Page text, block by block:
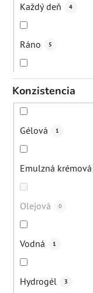
Každý deň 4
Ráno 5
Večer
Konzistencia
Gélová 1
Emulzná krémová
Olejová 0
Vodná 1
Hydrogél 3